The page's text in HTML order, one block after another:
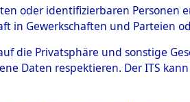
Meschede
(101104197)
oder identifizierbaren Personen
in Gewerkschaften und Parteien
die Privatsphäre und sonstige
Daten respektieren. Der ITS